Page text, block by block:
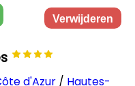
Verwijderen
d'Azur / Hautes-